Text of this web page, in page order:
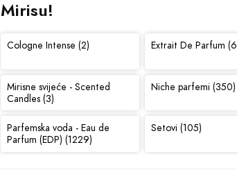
Mirisu!
Cologne Intense (2) Extrait De Parfum
Mirisne svijeće - Scented
Candles (3)
Niche parfemi (350)
Parfemska voda - Eau de
Parfum (EDP) (1229)
Setovi (105)